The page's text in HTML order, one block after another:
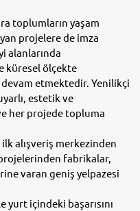
toplumların yaşam
projelere de imza
alanlarında
küresel ölçekte
etmektedir. Yenilikçi
estetik ve
her projede topluma
ilk alışveriş merkezinden
fabrikalar,
varan geniş yelpazesi
yurt içindeki başarısını